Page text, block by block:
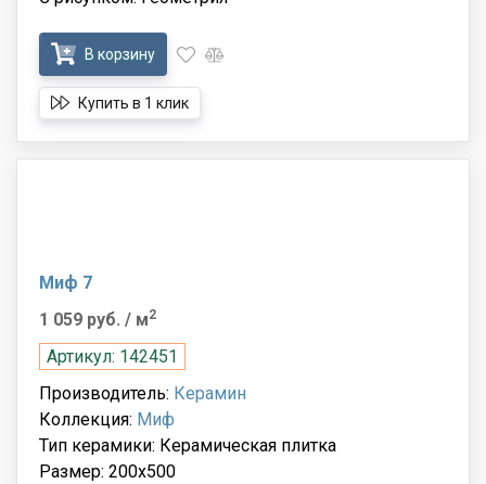
В корзину
Купить в 1 клик
Миф 7
1 059 руб. / м2
Артикул: 142451
Производитель: Керамин
Коллекция: Миф
Тип керамики: Керамическая плитка
Размер: 200x500